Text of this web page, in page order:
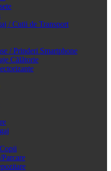
/ Cutii de Transport
/ Prinderi Smartphone
Călătorie